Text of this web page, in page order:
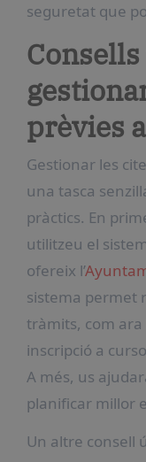
seguretat que
prèvies
Gestionar les
una tasca
pràctics. En
utilitzeu el
ofereix l’
sistema permet
tràmits, com ara
inscripció a
A més, us
planificar millor
Un altre consell